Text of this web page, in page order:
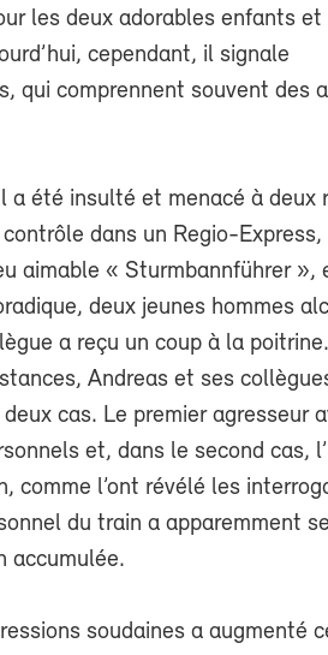
les deux adorables enfants et
cependant, il signale
qui comprennent souvent des
a été insulté et menacé à deux
contrôle dans un Regio-Express,
aimable « Sturmbannführer »,
deux jeunes hommes
a reçu un coup à la
Andreas et ses
cas. Le premier agresseur
et, dans le second cas,
comme l’ont révélé les
du train a apparemment
accumulée.
soudaines a augmenté